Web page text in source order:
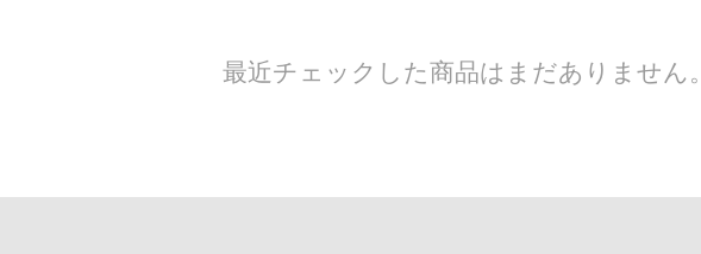
最近チェックした商品はまだありません。